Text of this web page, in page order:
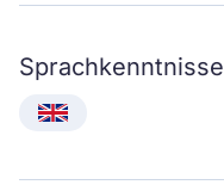
Sprachkenntnisse
English